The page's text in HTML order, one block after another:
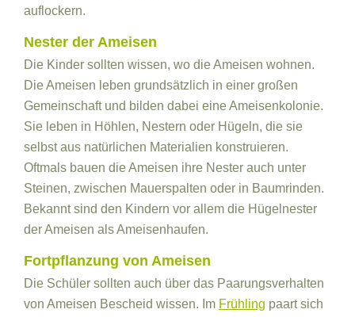
auflockern.
Nester der Ameisen
Die Kinder sollten wissen, wo die Ameisen wohnen.
Die Ameisen leben grundsätzlich in einer großen
Gemeinschaft und bilden dabei eine Ameisenkolonie.
Sie leben in Höhlen, Nestern oder Hügeln, die sie
selbst aus natürlichen Materialien konstruieren.
Oftmals bauen die Ameisen ihre Nester auch unter
Steinen, zwischen Mauerspalten oder in Baumrinden.
Bekannt sind den Kindern vor allem die Hügelnester
der Ameisen als Ameisenhaufen.
Fortpflanzung von Ameisen
Die Schüler sollten auch über das Paarungsverhalten
von Ameisen Bescheid wissen. Im Frühling paart sich